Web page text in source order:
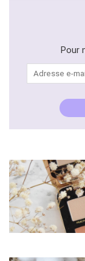
Pour
Adresse
e-